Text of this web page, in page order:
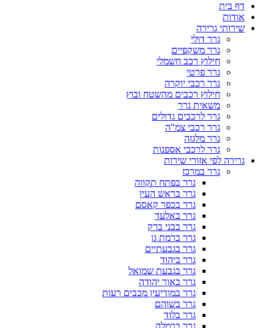
דף בית
אודות
שירותי גרירה
גרר דולי
גרר משקפיים
חילוץ רכב חשמלי
גרר פרטי
גרר רכבי יוקרה
חילוץ רכבים מהשטח ובוץ
משאית גרר
גרר לרכבים גדולים
גרר רכבי צמ"ה
גרר מלגזה
גרר לרכבי אספנות
גרירה לפי אזורי שירות
גרר במרכז
גרר בפתח תקווה
גרר בראש העין
גרר בכפר קאסם
גרר באלעד
גרר בבני ברק
גרר ברמת גן
גרר בגבעתיים
גרר ביהוד
גרר בגבעת שמואל
גרר באור יהודה
גרר במודיעין מכבים רעות
גרר בשוהם
גרר בלוד
גרר ברמלה